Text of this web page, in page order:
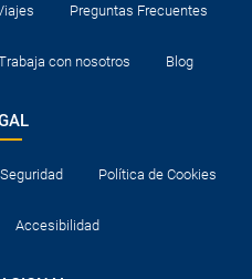
Preguntas Frecuentes
con nosotros Blog
Seguridad Política de Cookies
Accesibilidad